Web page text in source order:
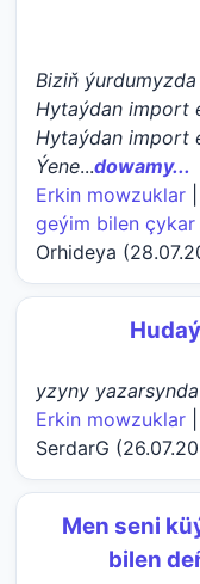
Biziň
Hytaýdan import
Hytaýdan import
Ýene...dowamy...
Erkin mowzuklar
geýim bilen çykar
Orhideya
yzyny yazarsynda
Erkin mowzuklar
SerdarG
Men seni
bilen